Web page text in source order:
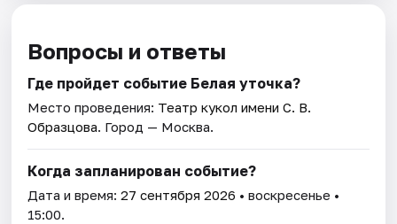
Вопросы и ответы
Где пройдет событие Белая уточка?
Место проведения: Театр кукол имени С. В.
Образцова. Город — Москва.
Когда запланирован событие?
Дата и время:27 сентября 2026 • воскресенье •
15:00.